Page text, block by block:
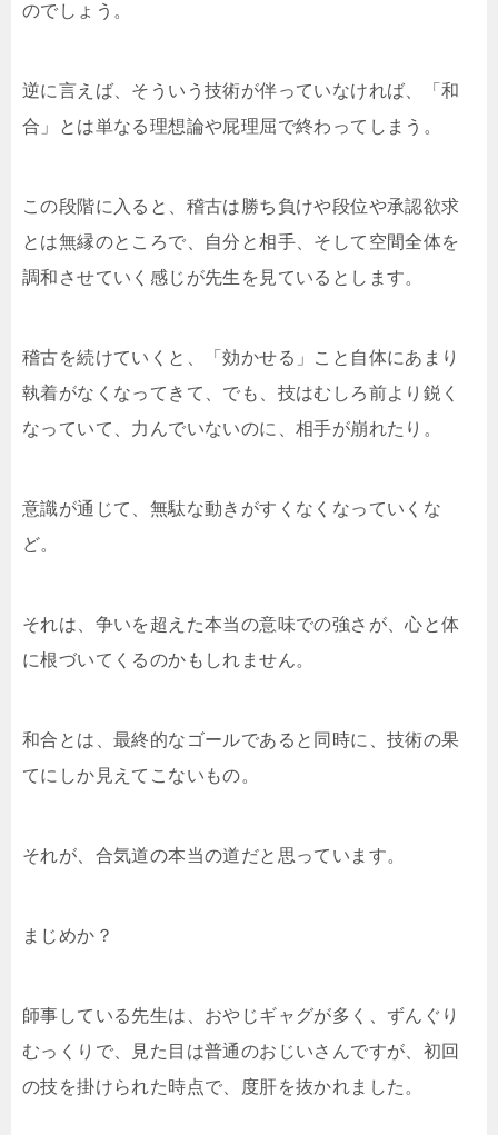
のでしょう。
逆に言えば、そういう技術が伴っていなければ、「和
合」とは単なる理想論や屁理屈で終わってしまう。
この段階に入ると、稽古は勝ち負けや段位や承認欲求
とは無縁のところで、自分と相手、そして空間全体を
調和させていく感じが先生を見ているとします。
稽古を続けていくと、「効かせる」こと自体にあまり
執着がなくなってきて、でも、技はむしろ前より鋭く
なっていて、力んでいないのに、相手が崩れたり。
意識が通じて、無駄な動きがすくなくなっていくな
ど。
それは、争いを超えた本当の意味での強さが、心と体
に根づいてくるのかもしれません。
和合とは、最終的なゴールであると同時に、技術の果
てにしか見えてこないもの。
それが、合気道の本当の道だと思っています。
まじめか？
師事している先生は、おやじギャグが多く、ずんぐり
むっくりで、見た目は普通のおじいさんですが、初回
の技を掛けられた時点で、度肝を抜かれました。